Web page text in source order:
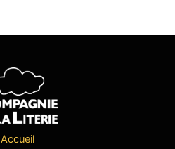
Accueil